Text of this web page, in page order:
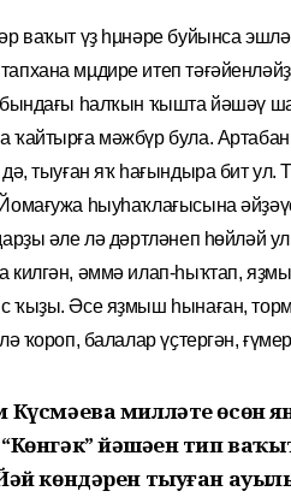
ваҡыт үҙ һµнәре буйынса
мµдире итеп
һалҡын ҡышта йәшәү
ҡайтырға мәжбүр була.
тыуған яҡ һағындыра бит
һыу­һаҡлағысына
әле лә дәртләнеп һөйләй
килгән, әммә илап-һыҡтап,
ҡыҙы. Әсе яҙмыш һынаған,
ҡороп, балалар үҫтергән,
Күсмәева милләте өсөн
йәшәһен тип
көндәрен тыу­ған